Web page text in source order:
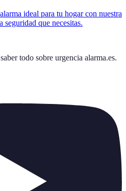
ideal para tu hogar con nuestra
seguridad que necesitas.
todo sobre urgencia alarma.es.